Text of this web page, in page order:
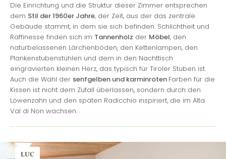
Die Einrichtung und die Struktur dieser Zimmer entsprechen
dem Stil der 1960er Jahre, der Zeit, aus der das zentrale
Gebäude stammt, in dem sie sich befinden. Schlichtheit und
Raffinesse finden sich im Tannenholz der Möbel, den
naturbelassenen Lärchenböden, den Kettenlampen, den
Plankenstubenstühlen und dem in den Nachttisch
eingravierten kleinen Herz, das typisch für Tiroler Stuben ist.
Auch die Wahl der senfgelben und karminroten Farben für die
Kissen ist nicht dem Zufall überlassen, sondern durch den
Löwenzahn und den späten Radicchio inspiriert, die im Alta
Val di Non wachsen.
LUC